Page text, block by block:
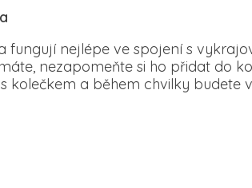
fungují nejlépe ve spojení s
nezapomeňte si ho přidat do
kolečkem a během chvilky budete